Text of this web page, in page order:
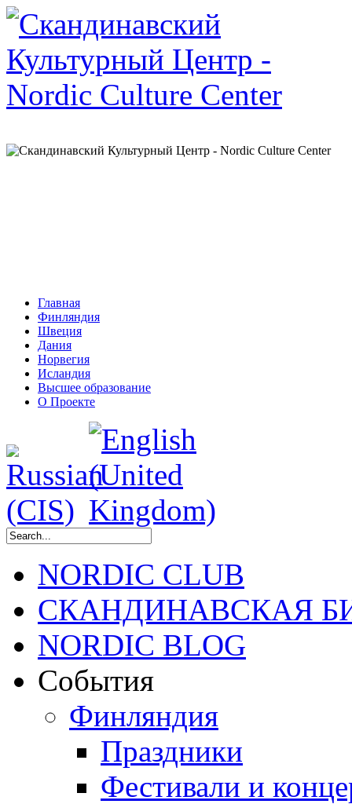
Главная
Финляндия
Швеция
Дания
Норвегия
Исландия
Высшее образование
О Проекте
NORDIC CLUB
СКАНДИНАВСКАЯ
NORDIC BLOG
События
Финляндия
Праздники
Фестивали и